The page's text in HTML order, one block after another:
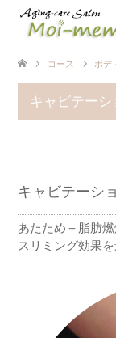
コース ボデ
キャビテーシ
キャビテーシ
あたため＋脂肪
スリミング効果